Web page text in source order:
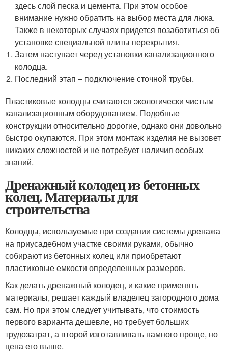
здесь слой песка и цемента. При этом особое
внимание нужно обратить на выбор места для люка.
Также в некоторых случаях придется позаботиться об
установке специальной плиты перекрытия.
Затем наступает черед установки канализационного
колодца.
Последний этап – подключение сточной трубы.
Пластиковые колодцы считаются экологически чистым
канализационным оборудованием. Подобные
конструкции относительно дорогие, однако они довольно
быстро окупаются. При этом монтаж изделия не вызовет
никаких сложностей и не потребует наличия особых
знаний.
Дренажный колодец из бетонных
колец. Материалы для
строительства
Колодцы, используемые при создании системы дренажа
на приусадебном участке своими руками, обычно
собирают из бетонных колец или приобретают
пластиковые емкости определенных размеров.
Как делать дренажный колодец, и какие применять
материалы, решает каждый владелец загородного дома
сам. Но при этом следует учитывать, что стоимость
первого варианта дешевле, но требует больших
трудозатрат, а второй изготавливать намного проще, но
цена его выше.